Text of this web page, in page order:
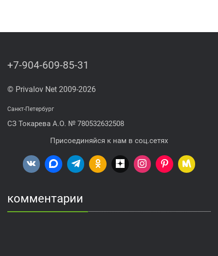
+7-904-609-85-31
© Privalov Net 2009-2026
Санкт-Петербург
СЗ Токарева А.О. № 780532632508
Присоединяйся к нам в соц.сетях
комментарии